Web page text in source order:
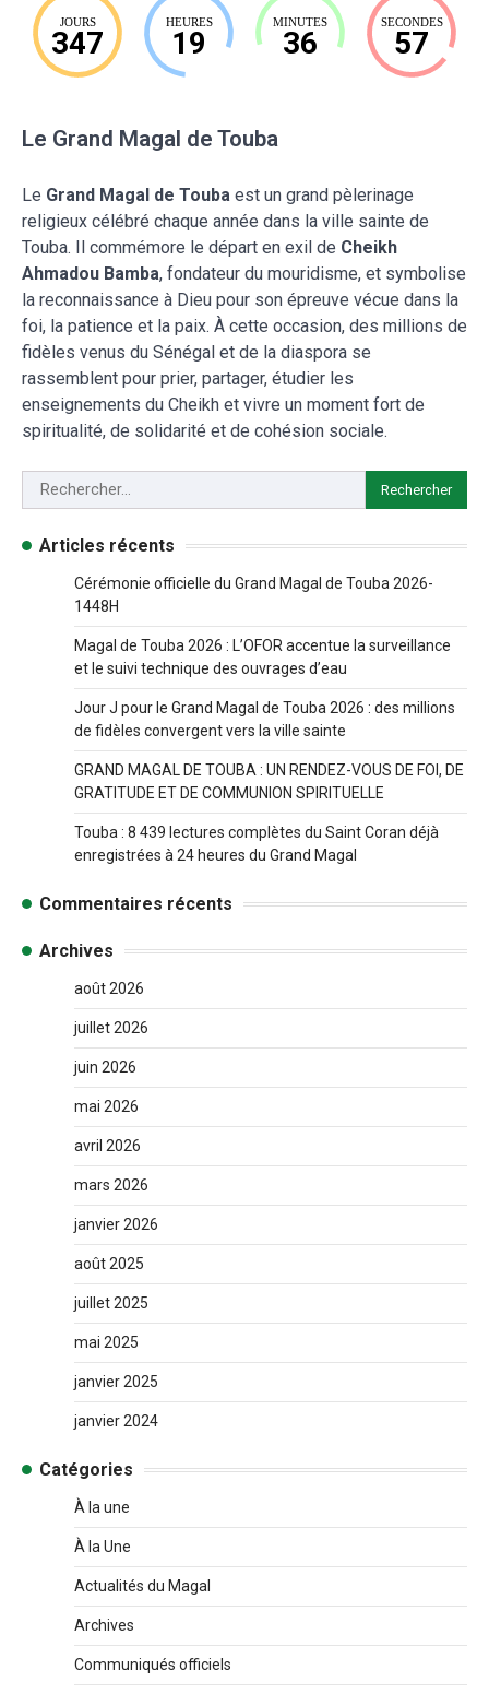
JOURS
347
HEURES
19
MINUTES
36
SECONDES
56
Le Grand Magal de Touba
Le Grand Magal de Touba est un grand pèlerinage
religieux célébré chaque année dans la ville sainte de
Touba. Il commémore le départ en exil de Cheikh
Ahmadou Bamba, fondateur du mouridisme, et symbolise
la reconnaissance à Dieu pour son épreuve vécue dans la
foi, la patience et la paix. À cette occasion, des millions de
fidèles venus du Sénégal et de la diaspora se
rassemblent pour prier, partager, étudier les
enseignements du Cheikh et vivre un moment fort de
spiritualité, de solidarité et de cohésion sociale.
Articles récents
Cérémonie officielle du Grand Magal de Touba 2026-
1448H
Magal de Touba 2026 : L’OFOR accentue la surveillance
et le suivi technique des ouvrages d’eau
Jour J pour le Grand Magal de Touba 2026 : des millions
de fidèles convergent vers la ville sainte
GRAND MAGAL DE TOUBA : UN RENDEZ-VOUS DE FOI, DE
GRATITUDE ET DE COMMUNION SPIRITUELLE
Touba : 8 439 lectures complètes du Saint Coran déjà
enregistrées à 24 heures du Grand Magal
Commentaires récents
Archives
août 2026
juillet 2026
juin 2026
mai 2026
avril 2026
mars 2026
janvier 2026
août 2025
juillet 2025
mai 2025
janvier 2025
janvier 2024
Catégories
À la une
À la Une
Actualités du Magal
Archives
Communiqués officiels